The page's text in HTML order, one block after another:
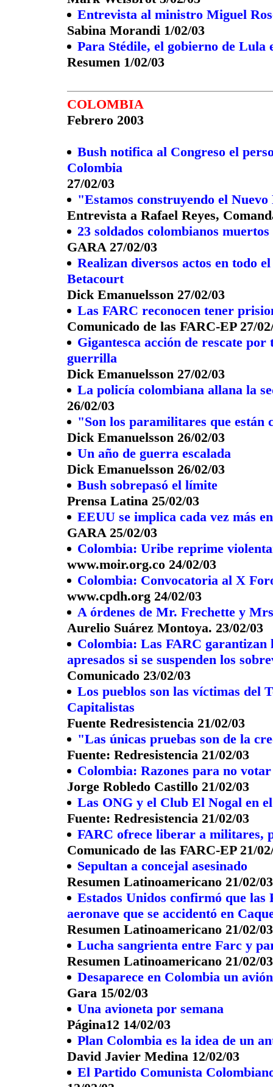
Entrevista al ministro Miguel
Sabina Morandi 1/02/03
Para Stédile, el gobierno de Lula
Resumen 1/02/03
COLOMBIA
Febrero 2003
Bush notifica al Congreso el
Colombia
27/02/03
"Estamos construyendo el
Entrevista a Rafael Reyes,
23 soldados colombianos
GARA 27/02/03
Realizan diversos actos en todo
Betacourt
Dick Emanuelsson 27/02/03
Las FARC reconocen tener
Comunicado de las FARC-EP 27/
Gigantesca acción de rescate
guerrilla
Dick Emanuelsson 27/02/03
La policía colombiana allana la
26/02/03
"Son los paramilitares que
Dick Emanuelsson 26/02/03
Un año de guerra escalada
Dick Emanuelsson 26/02/03
Bush sobrepasó el límite
Prensa Latina 25/02/03
EEUU se implica cada vez más
GARA 25/02/03
Colombia: Uribe reprime
www.moir.org.co 24/02/03
Colombia: Convocatoria al X
www.cpdh.org 24/02/03
A órdenes de Mr. Frechette y
Aurelio Suárez Montoya. 23/02/03
Colombia: Las FARC garantizan
apresados si se suspenden los
Comunicado 23/02/03
Los pueblos son las víctimas del
Capitalistas
Fuente Redresistencia 21/02/03
"Las únicas pruebas son de la
Fuente: Redresistencia 21/02/03
Colombia: Razones para no
Jorge Robledo Castillo 21/02/03
Las ONG y el Club El Nogal en
Fuente: Redresistencia 21/02/03
FARC ofrece liberar a militares,
Comunicado de las FARC-EP 21/
Sepultan a concejal asesinado
Resumen Latinoamericano 21/02/03
Estados Unidos confirmó que
aeronave que se accidentó en
Resumen Latinoamericano 21/02/03
Lucha sangrienta entre Farc y
Resumen Latinoamericano 21/02/03
Desaparece en Colombia un
Gara 15/02/03
Una avioneta por semana
Página12 14/02/03
Plan Colombia es la idea de un
David Javier Medina 12/02/03
El Partido Comunista